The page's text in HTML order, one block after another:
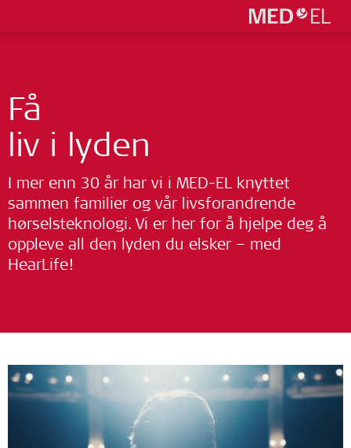
Få
liv i lyden
I mer enn 30 år har vi i MED-EL knyttet
sammen familier og vår livsforandrende
hørselsteknologi. Vi er her for å hjelpe deg å
oppleve all den lyden du elsker – med
HearLife!